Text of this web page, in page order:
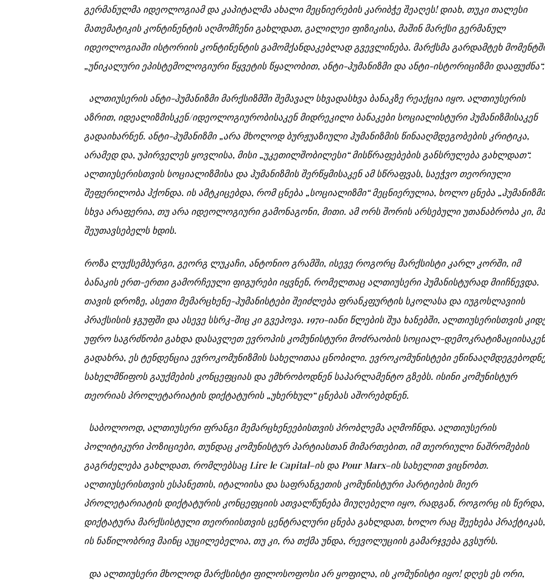
გერმანულმა იდეოლოგიამ და კაპიტალმა ახალი მეცნიერების კარიბჭე შეაღეს! დიახ, თუკი თალესი
მათემატიკის კონტინენტის აღმომჩენი გახლდათ, გალილეი ფიზიკისა, მაშინ მარქსი გერმანულ
იდეოლოგიაში ისტორიის კონტინენტის გამომქანდაკებლად გვევლინება. მარქსმა გარდამტეხ
„უნიკალური ეპისტემოლოგიური წყვეტის წყალობით, ანტი-ჰუმანიზმი და ანტი-ისტორიციზმი დააფუძნა“.
ალთიუსერის ანტი-ჰუმანიზმი მარქსიზმში შემავალ სხვადასხვა ბანაკზე რეაქცია იყო. ალთიუსერის
აზრით, იდეალიზმისკენ/იდეოლოგიურობისაკენ მიდრეკილი ბანაკები სოციალისტური ჰუმანიზმისაკენ
გადაიხარნენ. ანტი-ჰუმანიზმი „არა მხოლოდ ბურჟუაზიული ჰუმანიზმის წინააღმდეგობების კრიტიკა,
არამედ და, უპირველეს ყოვლისა, მისი „უკეთილშობილესი“ მისწრაფებების განსრულება გახლდათ“.
ალთიუსერისთვის სოციალიზმისა და ჰუმანიზმის შერწყმისაკენ ამ სწრაფვას, საეჭვო თეორიული
შეფერილობა ჰქონდა. ის ამტკიცებდა, რომ ცნება „სოციალიზმი“ მეცნიერულია, ხოლო ცნება
სხვა არაფერია, თუ არა იდეოლოგიური გამონაგონი, მითი. ამ ორს შორის არსებული უთანაბრობა კი,
შეუთავსებელს ხდის.
როზა ლუქსემბურგი, გეორგ ლუკაჩი, ანტონიო გრამში, ისევე როგორც მარქსისტი კარლ კორში, იმ
ბანაკის ერთ-ერთი გამორჩეული ფიგურები იყვნენ, რომელთაც ალთიუსერი ჰუმანისტურად მიიჩნევდა.
თავის დროზე, ასეთი მემარცხენე-ჰუმანისტები შეიძლება ფრანკფურტის სკოლასა და იუგოსლავიის
პრაქსისის ჯგუფში და ასევე სსრკ-შიც კი გვეპოვა. 1970-იანი წლების შუა ხანებში, ალთიუსერისთვის
უფრო საგრძნობი გახდა დასავლეთ ევროპის კომუნისტური მოძრაობის სოციალ-დემოკრატიზაციისაკენ
გადახრა, ეს ტენდენცია ევროკომუნიზმის სახელითაა ცნობილი. ევროკომუნისტები
სახელმწიფოს გაუქმების კონცეფციას და ემხრობოდნენ საპარლამენტო გზებს. ისინი კომუნისტურ
თეორიას პროლეტარიატის დიქტატურის „უხერხულ“ ცნებას აშორებდნენ.
საბოლოოდ, ალთიუსერი ფრანგი მემარცხენეებისთვის პრობლემა აღმოჩნდა. ალთიუსერის
პოლიტიკური პოზიციები, თუნდაც კომუნისტურ პარტიასთან მიმართებით, იმ თეორიული ნაშრომების
გაგრძელება გახლდათ, რომლებსაც Lire le Capital–ის და Pour Marx–ის სახელით ვიცნობთ.
ალთიუსერისთვის ესპანეთის, იტალიისა და საფრანგეთის კომუნისტური პარტიების მიერ
პროლეტარიატის დიქტატურის კონცეფციის ათვალწუნება მიუღებელი იყო, რადგან, როგორც ის წერდა,
დიქტატურა მარქსისტული თეორიისთვის ცენტრალური ცნება გახლდათ, ხოლო რაც შეეხება პრაქტიკას,
ის ნაწილობრივ მაინც აუცილებელია, თუ კი, რა თქმა უნდა, რევოლუციის გამარჯვება გვსურს.
და ალთიუსერი მხოლოდ მარქსისტი ფილოსოფოსი არ ყოფილა, ის კომუნისტი იყო! დღეს ეს ორი,